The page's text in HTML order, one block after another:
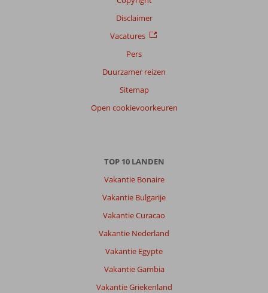
Disclaimer
Vacatures
Pers
Duurzamer reizen
Sitemap
Open cookievoorkeuren
TOP 10 LANDEN
Vakantie Bonaire
Vakantie Bulgarije
Vakantie Curacao
Vakantie Nederland
Vakantie Egypte
Vakantie Gambia
Vakantie Griekenland